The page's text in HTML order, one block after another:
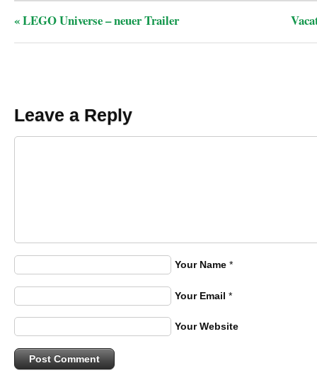
«LEGO Universe – neuer Trailer
Leave a Reply
Your Name *
Your Email *
Your Website